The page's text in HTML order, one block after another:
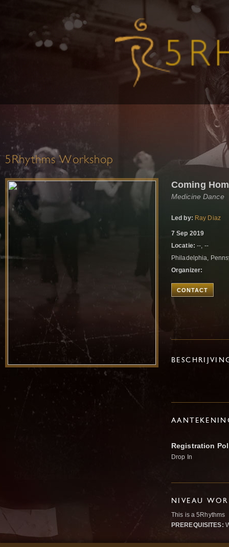
5Rhythms Workshop
Coming
Medicine Dance
Led by: Ray Diaz
7 Sep 2019
Locatie: --, --
Philadelphia,
Organizer:
CONTACT
Registration
Drop In
NIVEAU
This is a 5Rhythms
PREREQUISITES: